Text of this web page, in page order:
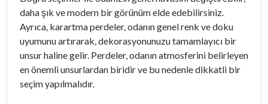
daha şık ve modern bir görünüm elde edebilirsiniz.
Ayrıca, karartma perdeler, odanın genel renk ve doku
uyumunu artırarak, dekorasyonunuzu tamamlayıcı bir
unsur haline gelir. Perdeler, odanın atmosferini belirleyen
en önemli unsurlardan biridir ve bu nedenle dikkatli bir
seçim yapılmalıdır.